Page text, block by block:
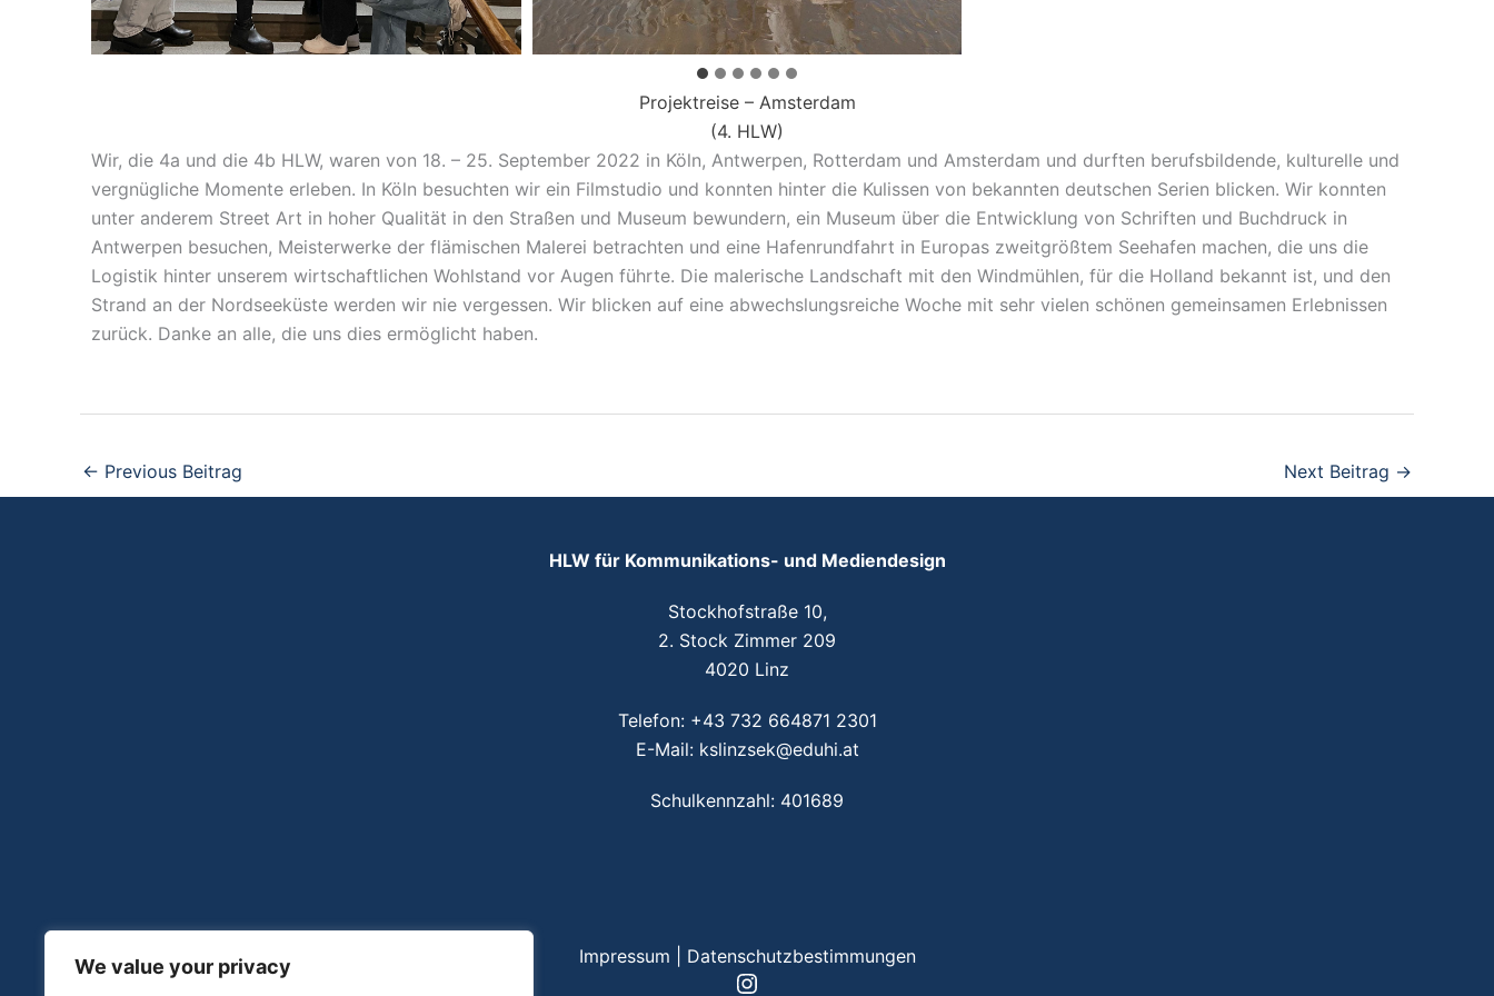
We value your privacy
Projektreise – Amsterdam
(4. HLW)
Wir, die 4a und die 4b HLW, waren von 18. – 25. September 2022 in Köln, Antwerpen, Rotterdam und Amsterdam und durften berufsbildende, kulturelle und
vergnügliche Momente erleben. In Köln besuchten wir ein Filmstudio und konnten hinter die Kulissen von bekannten deutschen Serien blicken. Wir konnten
unter anderem Street Art in hoher Qualität in den Straßen und Museum bewundern, ein Museum über die Entwicklung von Schriften und Buchdruck in
Antwerpen besuchen, Meisterwerke der flämischen Malerei betrachten und eine Hafenrundfahrt in Europas zweitgrößtem Seehafen machen, die uns die
Logistik hinter unserem wirtschaftlichen Wohlstand vor Augen führte. Die malerische Landschaft mit den Windmühlen, für die Holland bekannt ist, und den
Strand an der Nordseeküste werden wir nie vergessen. Wir blicken auf eine abwechslungsreiche Woche mit sehr vielen schönen gemeinsamen Erlebnissen
zurück. Danke an alle, die uns dies ermöglicht haben.
← Previous Beitrag Next Beitrag →
HLW für Kommunikations- und Mediendesign
Stockhofstraße 10,
2. Stock Zimmer 209
4020 Linz
Telefon: +43 732 664871 2301
E-Mail: kslinzsek@eduhi.at
Schulkennzahl: 401689
Impressum Datenschutzbestimmungen
Instagram